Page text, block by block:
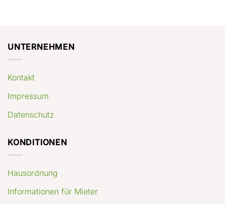
UNTERNEHMEN
Kontakt
Impressum
Datenschutz
KONDITIONEN
Hausordnung
Informationen für Mieter